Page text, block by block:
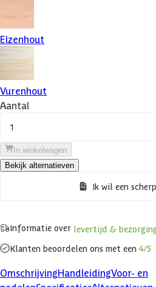
Elzenhout
Vurenhout
Aantal
1
In winkelwagen
Bekijk alternatieven
Ik wil een
Informatie over levertijd &
Klanten beoordelen ons met een 4/5
OmschrijvingHandleidingVoor- en